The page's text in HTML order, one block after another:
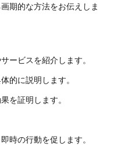
期的な方法をお伝えしま
ービスを紹介します。
的に説明します。
を証明します。
時の行動を促します。